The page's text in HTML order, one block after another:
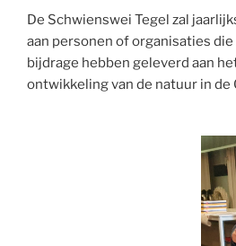
De Schwienswei Tegel zal
aan personen of organisaties
bijdrage hebben geleverd aan
ontwikkeling van de natuur in de